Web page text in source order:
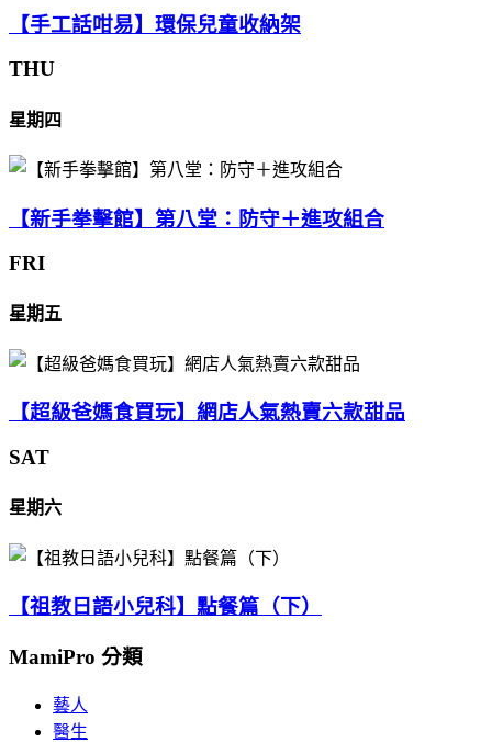
【手工話咁易】環保兒童收納架
THU
星期四
【新手拳擊館】第八堂：防守＋進攻組合
FRI
星期五
【超級爸媽食買玩】網店人氣熱賣六款甜品
SAT
星期六
【祖教日語小兒科】點餐篇（下）
MamiPro 分類
藝人
醫生